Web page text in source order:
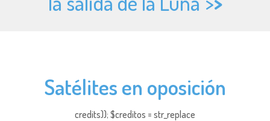
Satélites en oposición
credits)); $creditos = str_replace